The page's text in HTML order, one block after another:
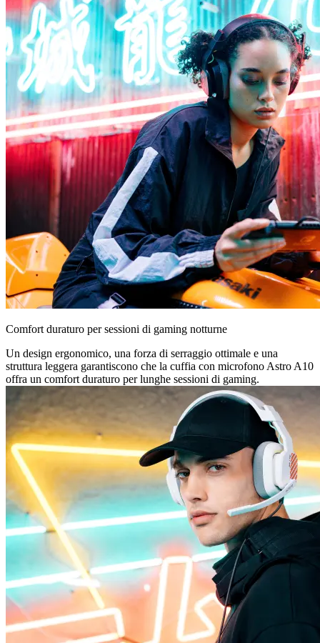
Comfort duraturo per sessioni di gaming notturne
Un design ergonomico, una forza di serraggio ottimale e una
struttura leggera garantiscono che la cuffia con microfono Astro A10
offra un comfort duraturo per lunghe sessioni di gaming.